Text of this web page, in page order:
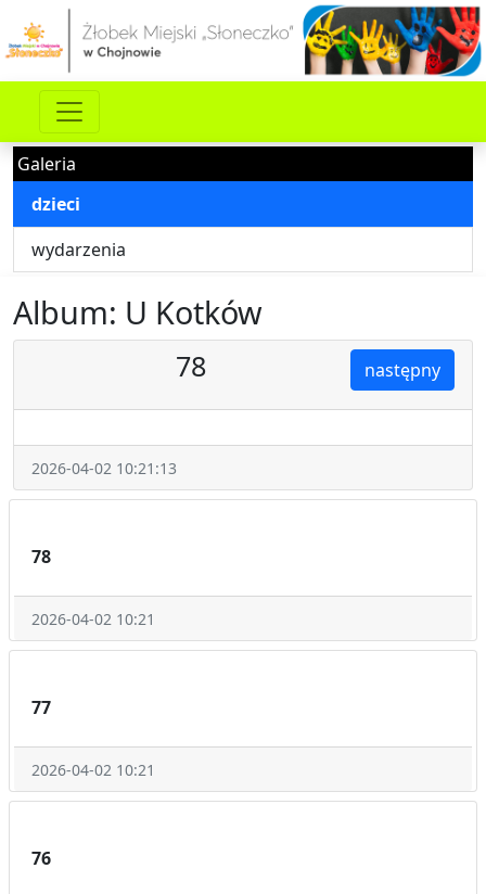
Galeria
dzieci
wydarzenia
Album: U Kotków
następny
78
2026-04-02 10:21:13
78
2026-04-02 10:21
77
2026-04-02 10:21
76